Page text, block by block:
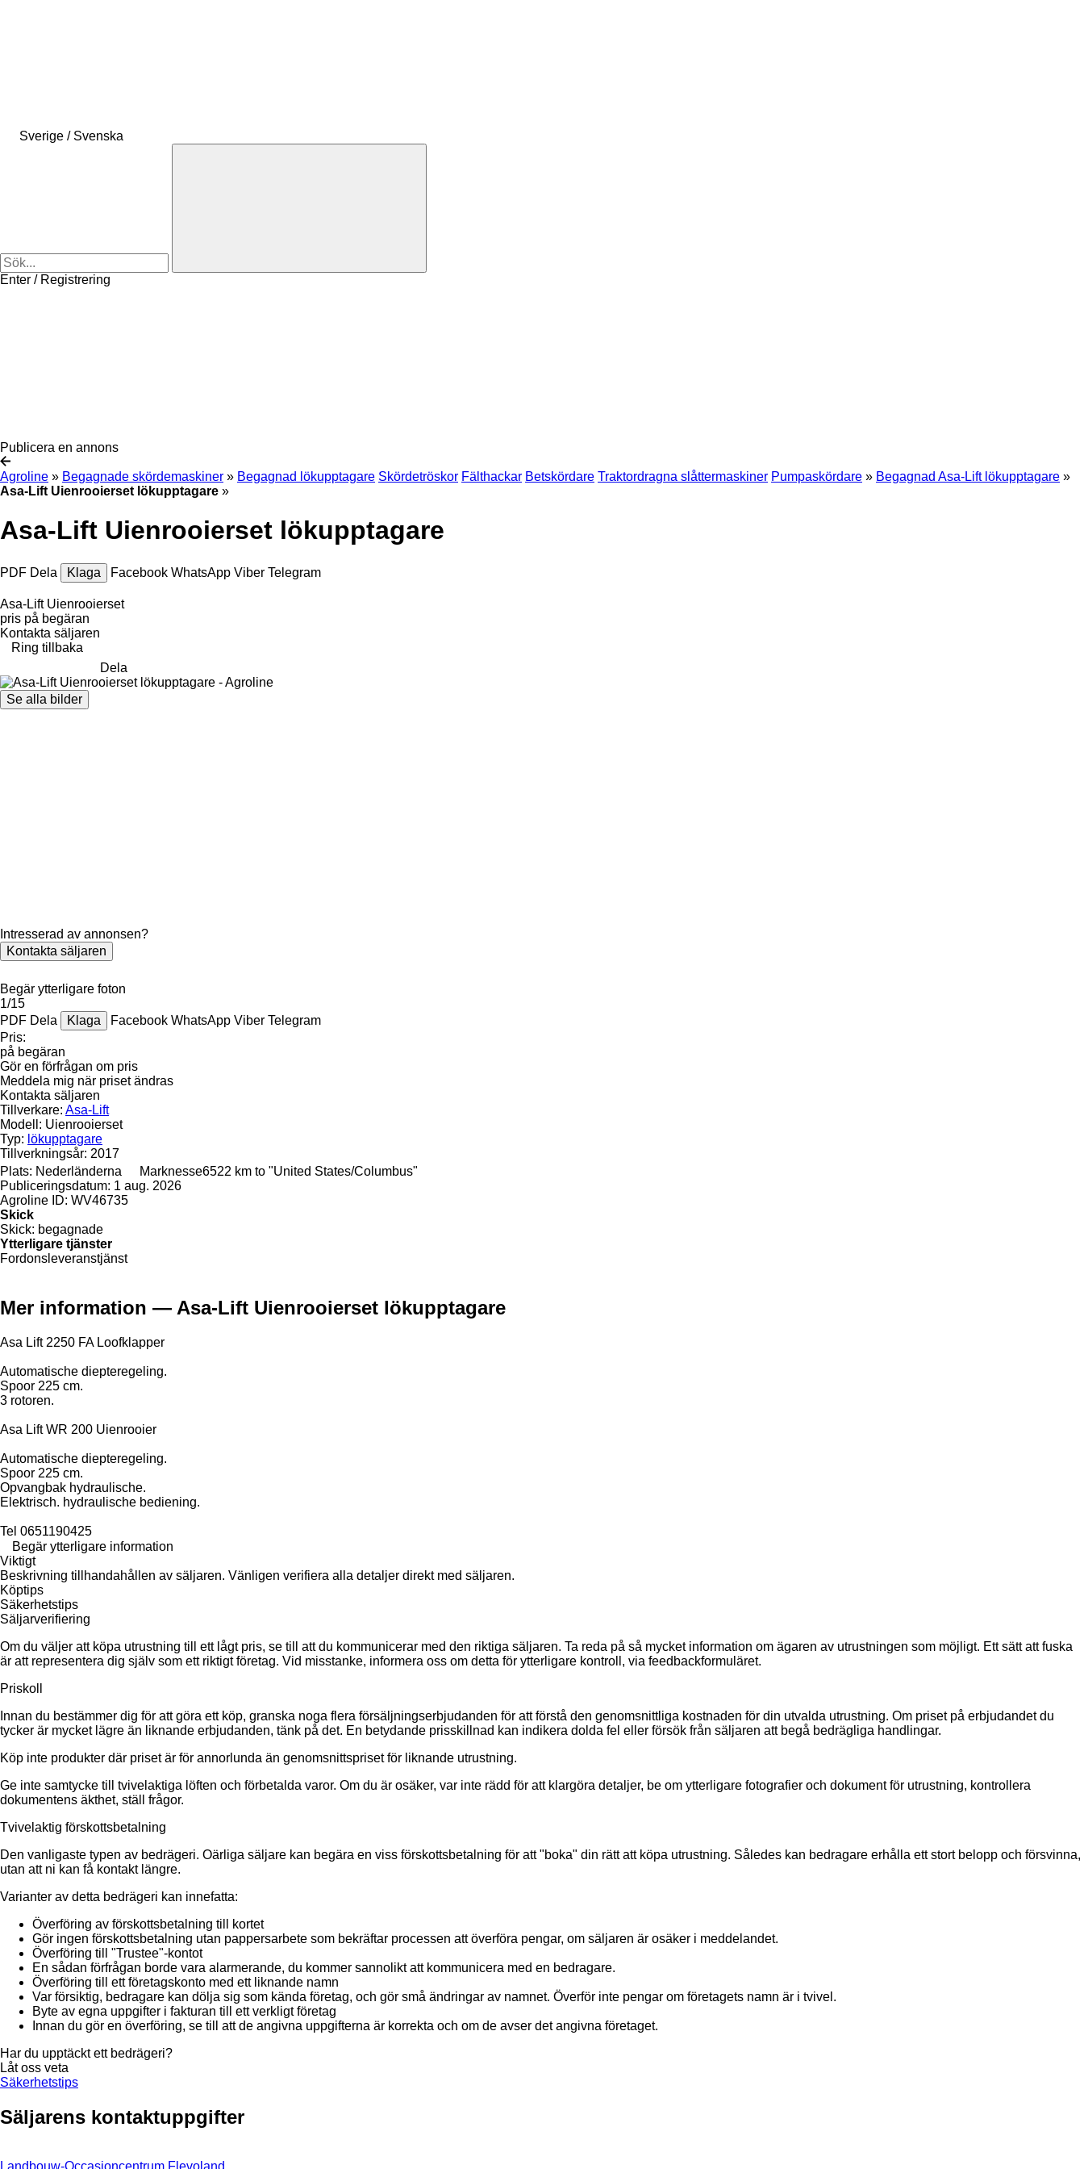
Sverige / Svenska
Enter / Registrering
Publicera en annons
Agroline » Begagnade skördemaskiner » Begagnad lökupptagare Skördetröskor Fälthackar Betskördare Traktordragna slåttermaskiner Pumpaskördare » Begagnad Asa-Lift lökupptagare »
Asa-Lift Uienrooierset lökupptagare »
Asa-Lift Uienrooierset lökupptagare
PDF Dela Klaga Facebook WhatsApp Viber Telegram
Asa-Lift Uienrooierset
pris på begäran
Kontakta säljaren
Ring tillbaka
Dela
Se alla bilder
Intresserad av annonsen?
Kontakta säljaren
Begär ytterligare foton
1/15
PDF Dela Klaga Facebook WhatsApp Viber Telegram
Pris:
på begäran
Gör en förfrågan om pris
Meddela mig när priset ändras
Kontakta säljaren
Tillverkare: Asa-Lift
Modell: Uienrooierset
Typ: lökupptagare
Tillverkningsår: 2017
Plats: Nederländerna Marknesse6522 km to "United States/Columbus"
Publiceringsdatum: 1 aug. 2026
Agroline ID: WV46735
Skick
Skick: begagnade
Ytterligare tjänster
Fordonsleveranstjänst
Mer information — Asa-Lift Uienrooierset lökupptagare
Asa Lift 2250 FA Loofklapper
Automatische diepteregeling.
Spoor 225 cm.
3 rotoren.
Asa Lift WR 200 Uienrooier
Automatische diepteregeling.
Spoor 225 cm.
Opvangbak hydraulische.
Elektrisch. hydraulische bediening.
Tel 0651190425
Begär ytterligare information
Viktigt
Beskrivning tillhandahållen av säljaren. Vänligen verifiera alla detaljer direkt med säljaren.
Köptips
Säkerhetstips
Säljarverifiering
Om du väljer att köpa utrustning till ett lågt pris, se till att du kommunicerar med den riktiga säljaren. Ta reda på så mycket information om ägaren av utrustningen som möjligt. Ett sätt att fuska
är att representera dig själv som ett riktigt företag. Vid misstanke, informera oss om detta för ytterligare kontroll, via feedbackformuläret.
Priskoll
Innan du bestämmer dig för att göra ett köp, granska noga flera försäljningserbjudanden för att förstå den genomsnittliga kostnaden för din utvalda utrustning. Om priset på erbjudandet du
tycker är mycket lägre än liknande erbjudanden, tänk på det. En betydande prisskillnad kan indikera dolda fel eller försök från säljaren att begå bedrägliga handlingar.
Köp inte produkter där priset är för annorlunda än genomsnittspriset för liknande utrustning.
Ge inte samtycke till tvivelaktiga löften och förbetalda varor. Om du är osäker, var inte rädd för att klargöra detaljer, be om ytterligare fotografier och dokument för utrustning, kontrollera
dokumentens äkthet, ställ frågor.
Tvivelaktig förskottsbetalning
Den vanligaste typen av bedrägeri. Oärliga säljare kan begära en viss förskottsbetalning för att "boka" din rätt att köpa utrustning. Således kan bedragare erhålla ett stort belopp och försvinna,
utan att ni kan få kontakt längre.
Varianter av detta bedrägeri kan innefatta:
Överföring av förskottsbetalning till kortet
Gör ingen förskottsbetalning utan pappersarbete som bekräftar processen att överföra pengar, om säljaren är osäker i meddelandet.
Överföring till "Trustee"-kontot
En sådan förfrågan borde vara alarmerande, du kommer sannolikt att kommunicera med en bedragare.
Överföring till ett företagskonto med ett liknande namn
Var försiktig, bedragare kan dölja sig som kända företag, och gör små ändringar av namnet. Överför inte pengar om företagets namn är i tvivel.
Byte av egna uppgifter i fakturan till ett verkligt företag
Innan du gör en överföring, se till att de angivna uppgifterna är korrekta och om de avser det angivna företaget.
Har du upptäckt ett bedrägeri?
Låt oss veta
Säkerhetstips
Säljarens kontaktuppgifter
Landbouw-Occasioncentrum Flevoland